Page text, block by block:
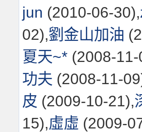
jun (2010-06-30),
02),劉金山加油
夏天~* (2008-
功夫 (2008-11-
皮 (2009-10-21),
15),虛虛 (2009-